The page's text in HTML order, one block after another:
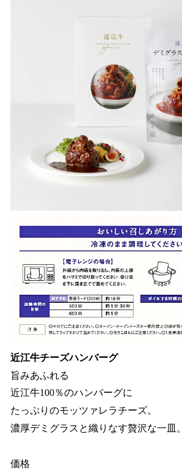
近江牛チーズハンバーグ
旨みあふれる
近江牛100％のハンバーグに
たっぷりのモッツァレラチーズ。
濃厚デミグラスと織りなす贅沢な一皿。
価格